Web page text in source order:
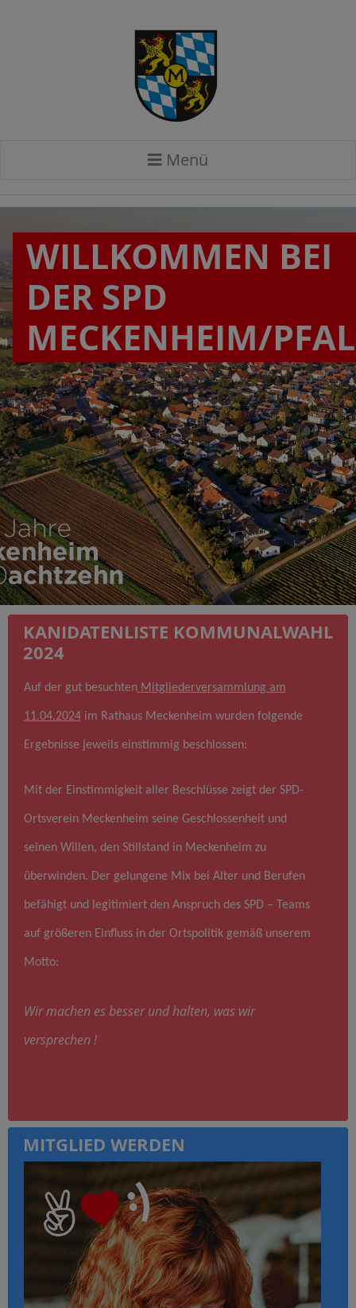
Menü
WILLKOMMEN BEI
DER SPD
MECKENHEIM/
KANIDATENLISTE KOMMUNALWAHL
2024
Auf der gut besuchtenMitgliederversammlung am
11.04.2024im Rathaus Meckenheim wurden folgende
Ergebnisse jeweils einstimmig beschlossen:
Mit der Einstimmigkeit aller Beschlüsse zeigt der SPD-
Ortsverein Meckenheim seine Geschlossenheit und
seinen Willen, den Stillstand in Meckenheim zu
überwinden. Der gelungene Mix bei Alter und Berufen
befähigt und legitimiert den Anspruch des SPD – Teams
auf größeren Einfluss in der Ortspolitik gemäß unserem
Motto:
Wir machen es besser und halten, was wir
versprechen !
MITGLIED WERDEN